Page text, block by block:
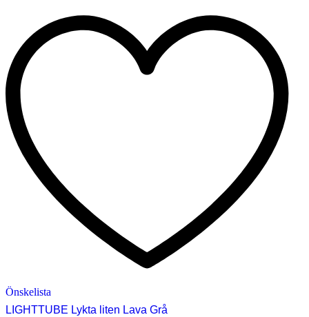
Önskelista
LIGHTTUBE Lykta liten Lava Grå